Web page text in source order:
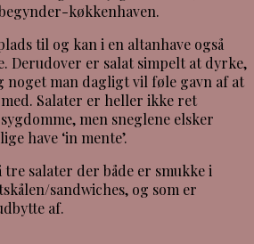
køkkenhaven.
til og kan i en altanhave også
Derudover er salat simpelt at dyrke,
noget man dagligt vil føle gavn af at
Salater er heller ikke ret
men sneglene elsker
have ‘in mente’.
salater der både er smukke i
sandwiches, og som er
af.